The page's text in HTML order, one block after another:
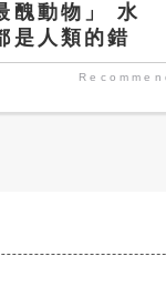
醜動物」 水
是人類的錯